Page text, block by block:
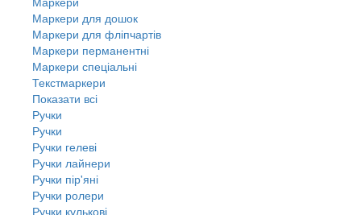
Маркери для дошок
Маркери для фліпчартів
Маркери перманентні
Маркери спеціальні
Текстмаркери
Показати всі
Ручки
Ручки
Ручки гелеві
Ручки лайнери
Ручки пір'яні
Ручки ролери
Ручки кулькові